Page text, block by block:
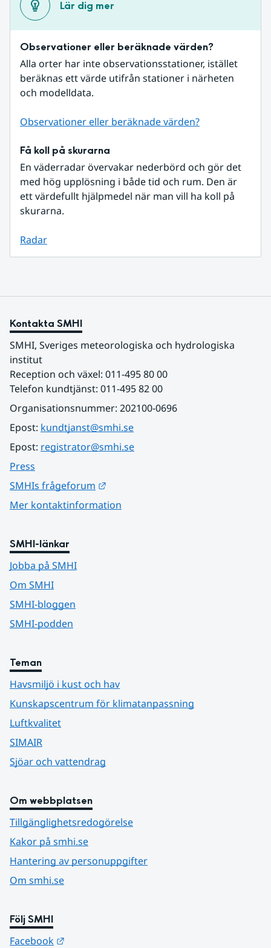
Lär dig mer
Observationer eller beräknade värden?
Alla orter har inte observationsstationer, istället
beräknas ett värde utifrån stationer i närheten
och modelldata.
Observationer eller beräknade värden?
Få koll på skurarna
En väderradar övervakar nederbörd och gör det
med hög upplösning i både tid och rum. Den är
ett värdefullt hjälpmedel när man vill ha koll på
skurarna.
Radar
Kontakta SMHI
SMHI, Sveriges meteorologiska och hydrologiska
institut
Reception och växel: 011-495 80 00
Telefon kundtjänst: 011-495 82 00
Organisationsnummer: 202100-0696
Epost: kundtjanst@smhi.se
Epost: registrator@smhi.se
Press
SMHIs frågeforum
Mer kontaktinformation
SMHI-länkar
Jobba på SMHI
Om SMHI
SMHI-bloggen
SMHI-podden
Teman
Havsmiljö i kust och hav
Kunskapscentrum för klimatanpassning
Luftkvalitet
SIMAIR
Sjöar och vattendrag
Om webbplatsen
Tillgänglighetsredogörelse
Kakor på smhi.se
Hantering av personuppgifter
Om smhi.se
Följ SMHI
Facebook